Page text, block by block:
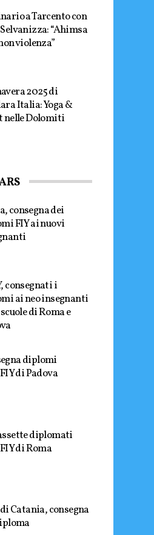
a Tarcento con
“Ahimsa
violenza”
2025 di
Italia: Yoga &
nelle Dolomiti
consegna dei
FIY ai nuovi
consegnati i
ai neo insegnanti
di Roma e
diplomi
di Padova
diplomati
di Roma
Catania, consegna